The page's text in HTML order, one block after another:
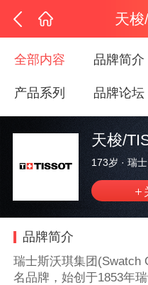
天
全部内容 品牌简介
产品系列 品牌论坛
天梭/
173岁 · 瑞士
品牌简介
瑞士斯沃琪集团(Swatch
名品牌，始创于1853年